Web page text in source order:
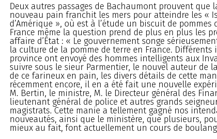
Deux autres passages de Bachaumont prouvent que
nouveau pain franchit les mers pour atteindre les «
d’Amérique », où est à l’étude un biscuit de pommes
France même la question prend de plus en plus les
affaire d’État : « Le gouvernement songe
la culture de la pomme de terre en France. Différents
province ont envoyé des hommes intelligents aux
suivre sous le sieur Parmentier, le nouvel auteur de
de ce farineux en pain, les divers détails de cette
récemment encore, il en a été fait une nouvelle
M. Bertin, le ministre, M. le Directeur général des
lieutenant général de police et autres grands
magistrats. Cette manie a tellement gagné nos
nouveautés, ainsi que le ministère, que plusieurs,
mieux au fait, font actuellement un cours de